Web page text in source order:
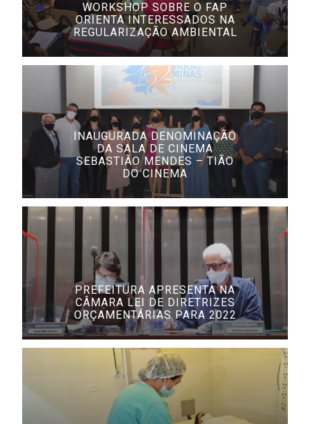
WORKSHOP SOBRE O FAP
ORIENTA INTERESSADOS NA
REGULARIZAÇÃO AMBIENTAL
INAUGURADA DENOMINAÇÃO
DA SALA DE CINEMA
SEBASTIÃO MENDES – TIÃO
DO CINEMA
PREFEITURA APRESENTA NA
CÂMARA LEI DE DIRETRIZES
ORÇAMENTÁRIAS PARA 2022